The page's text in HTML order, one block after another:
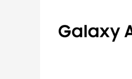
的目的也是替代磁盘
发人员，但是他们从
心祝愿他们能够成功